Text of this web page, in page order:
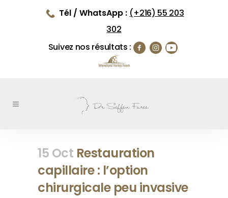
Tél / WhatsApp : (+216) 55 203
302
Suivez nos résultats :
15 Oct Restauration
capillaire : l’option
chirurgicale peu invasive